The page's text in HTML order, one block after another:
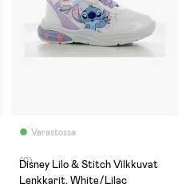
Varastossa
(0)
Disney Lilo & Stitch Vilkkuvat
Lenkkarit, White/Lilac